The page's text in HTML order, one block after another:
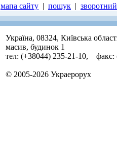
мапа сайту | пошук |
Україна, 08324, Київська
масив, будинок 1
тел: (+38044) 235-21-10, факс:
© 2005-2026 Украерорух